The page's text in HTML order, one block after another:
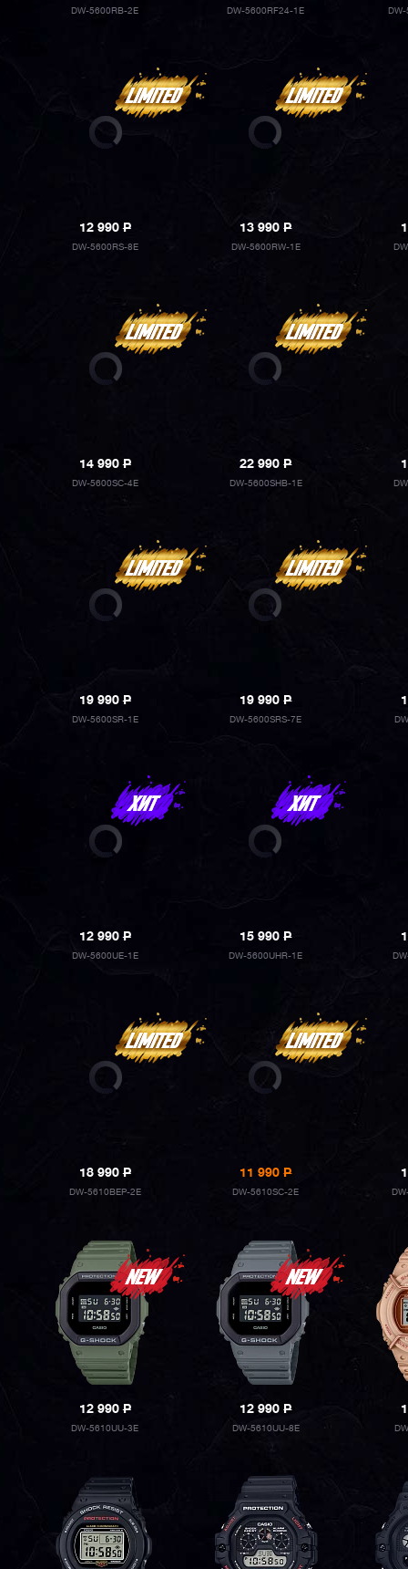
DW-5600RB-2E DW-5600RF24-1E
12 990P
DW-5600RS-8E
13 990P
DW-5600RW-1E
14 990P
DW-5600SC-4E
22 990P
DW-5600SHB-1E
19 990P
DW-5600SR-1E
19 990P
DW-5600SRS-7E
12 990P
DW-5600UE-1E
15 990P
DW-5600UHR-1E
18 990P
DW-5610BEP-2E
11 990P
DW-5610SC-2E
12 990P
DW-5610UU-3E
12 990P
DW-5610UU-8E